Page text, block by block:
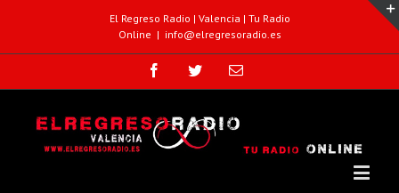
El Regreso Radio | Valencia | Tu Radio
Online | info@elregresoradio.es